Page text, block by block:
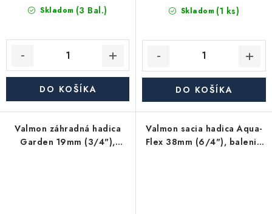
Skladom (3 Bal.)
DO KOŠÍKA
Skladom (1 ks)
DO KOŠÍKA
Valmon záhradná hadica
Garden 19mm (3/4"),
Valmon sacia hadica Aqua-
Flex 38mm (6/4"), balenie